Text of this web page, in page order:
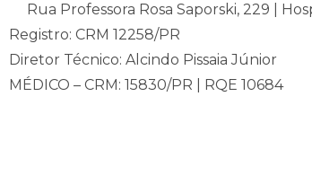
Rua Professora Rosa Saporski, 229 |
Registro: CRM 12258/PR
Diretor Técnico: Alcindo Pissaia Júnior
MÉDICO – CRM: 15830/PR | RQE 10684